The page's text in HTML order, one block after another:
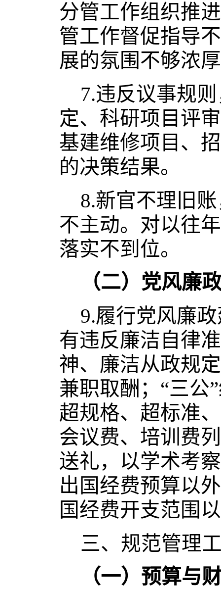
分管工作组织推
管工作督促指导
展的氛围不够浓
7.违反议事规
定、科研项目评
基建维修项目、
的决策结果。
8.新官不理旧
不主动。 对以往
落实不到位。
（二）党风廉
9.履行党风廉
有违反廉洁自律
神、廉洁从政规
兼职取酬；“三公
超规格、超标准
会议费、培训费
送礼，以学术考
出国经费预算以
国经费开支范围
三、规范管理
（一）预算与